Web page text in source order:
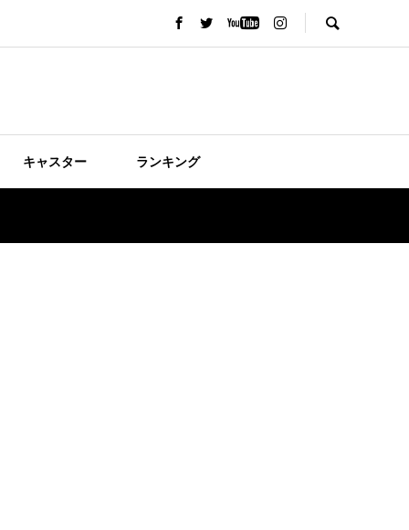
キャスター ランキング